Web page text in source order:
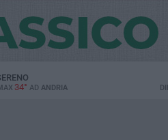
34° AD ANDRIA